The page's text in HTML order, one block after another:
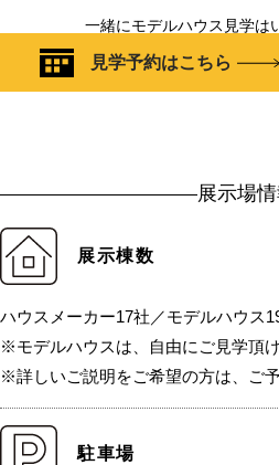
一緒にモデルハウス見学は
見学予約はこちら
展示場
展示棟数
ハウスメーカー17社／モデルハウス
※モデルハウスは、自由にご見学頂け
※詳しいご説明をご希望の方は、ご
駐車場